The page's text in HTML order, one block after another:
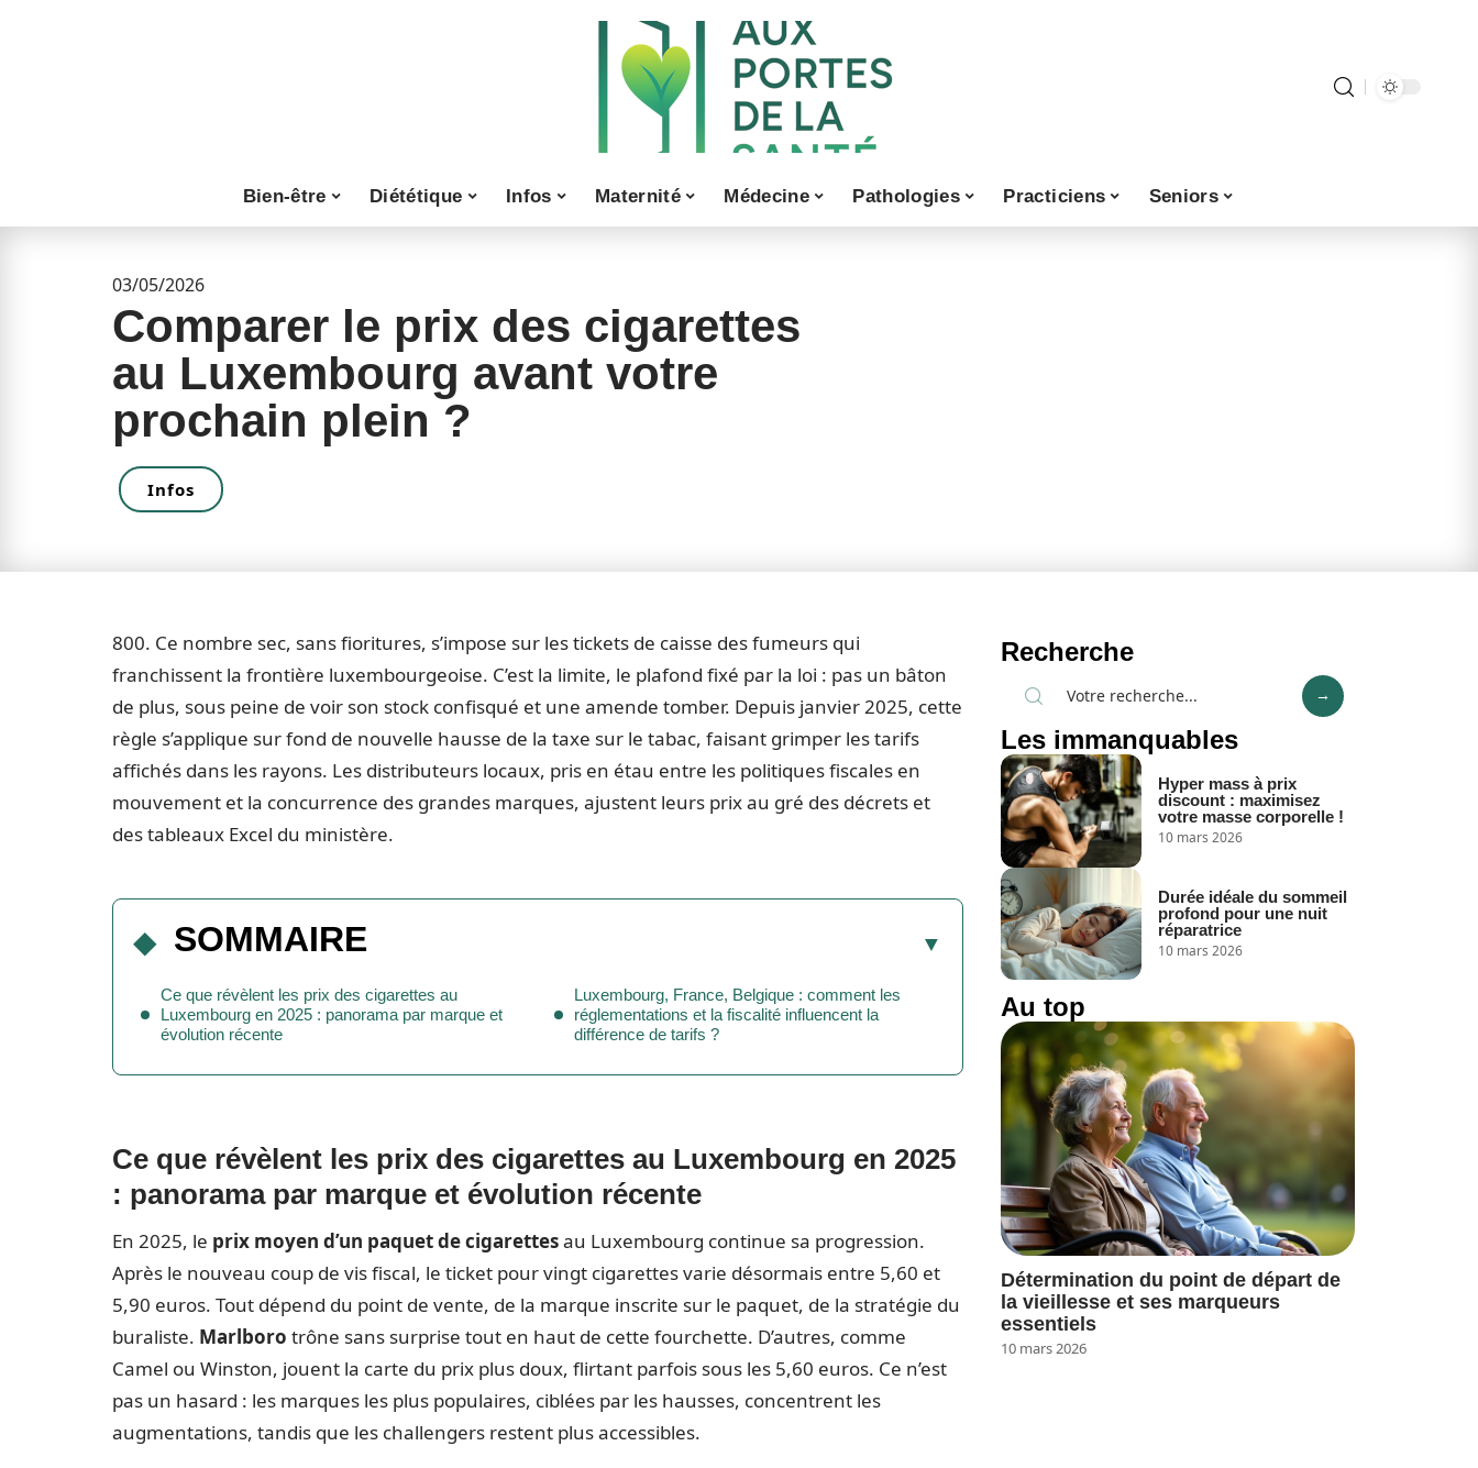
Bien-être Diététique Infos Maternité Médecine Pathologies Practiciens Seniors
03/05/2026
Comparer le prix des cigarettes
au Luxembourg avant votre
prochain plein ?
Infos
800. Ce nombre sec, sans fioritures, s’impose sur les tickets de caisse des fumeurs qui
franchissent la frontière luxembourgeoise. C’est la limite, le plafond fixé par la loi : pas un bâton
de plus, sous peine de voir son stock confisqué et une amende tomber. Depuis janvier 2025, cette
règle s’applique sur fond de nouvelle hausse de la taxe sur le tabac, faisant grimper les tarifs
affichés dans les rayons. Les distributeurs locaux, pris en étau entre les politiques fiscales en
mouvement et la concurrence des grandes marques, ajustent leurs prix au gré des décrets et
des tableaux Excel du ministère.
SOMMAIRE
Ce que révèlent les prix des cigarettes au
Luxembourg en 2025 : panorama par marque et
évolution récente
Luxembourg, France, Belgique : comment les
réglementations et la fiscalité influencent la
différence de tarifs ?
Ce que révèlent les prix des cigarettes au Luxembourg en 2025
: panorama par marque et évolution récente
En 2025, le prix moyen d’un paquet de cigarettesau Luxembourg continue sa progression.
Après le nouveau coup de vis fiscal, le ticket pour vingt cigarettes varie désormais entre 5,60 et
5,90 euros. Tout dépend du point de vente, de la marque inscrite sur le paquet, de la stratégie du
buraliste. Marlboro trône sans surprise tout en haut de cette fourchette. D’autres, comme
Camel ou Winston, jouent la carte du prix plus doux, flirtant parfois sous les 5,60 euros. Ce n’est
pas un hasard : les marques les plus populaires, ciblées par les hausses, concentrent les
augmentations, tandis que les challengers restent plus accessibles.
Recherche
Les immanquables
Hyper mass à prix
discount : maximisez
votre masse corporelle !
10 mars 2026
Durée idéale du sommeil
profond pour une nuit
réparatrice
10 mars 2026
Au top
Détermination du point de départ de
la vieillesse et ses marqueurs
essentiels
10 mars 2026